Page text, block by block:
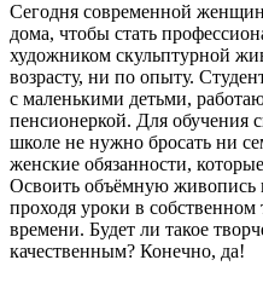
Сегодня современной
дома, чтобы стать
художником скульптурной
возрасту, ни по опыту.
с маленькими детьми,
пенсионеркой. Для обучения
школе не нужно бросать ни
женские обязанности,
Освоить объёмную живопись
проходя уроки в собственном
времени. Будет ли такое
качественным? Конечно, да!